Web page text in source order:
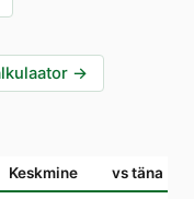
→
Keskmine vs täna